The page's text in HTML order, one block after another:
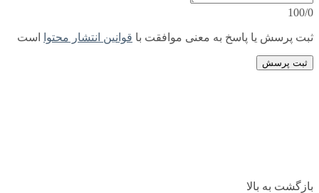
100/0
ثبت پرسش یا پاسخ به معنی موافقت با قوانین انتشار محتوا است
ثبت پرسش
بازگشت به بالا